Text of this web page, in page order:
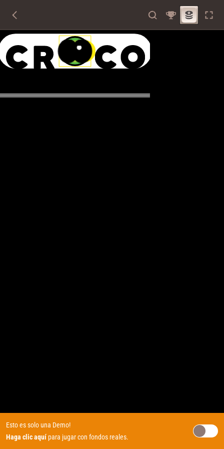
Esto es solo una Demo!
Haga clic aquí para jugar con fondos reales.